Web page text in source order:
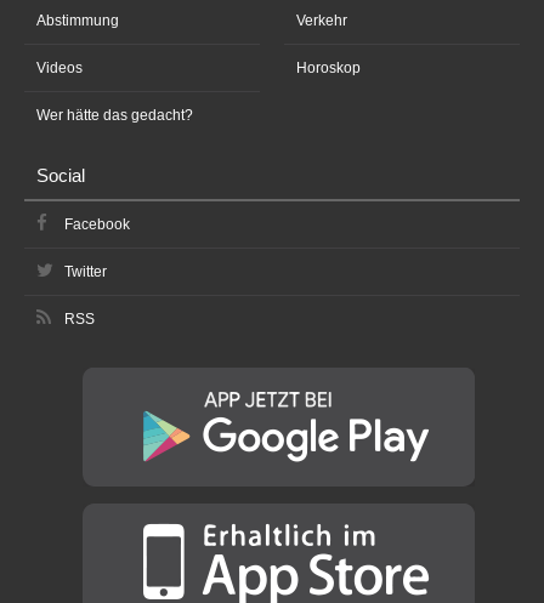
Abstimmung
Videos
Wer hätte das gedacht?
Verkehr
Horoskop
Social
Facebook
Twitter
RSS